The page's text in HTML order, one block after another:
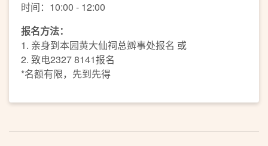
时间：10:00 - 12:00
报名方法：
1. 亲身到本园黄大仙祠总辧事处报名 或
2. 致电2327 8141报名
*名额有限，先到先得